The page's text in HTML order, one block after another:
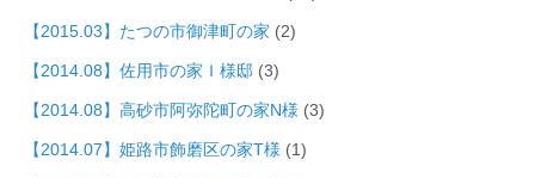
【2015.03】たつの市御津町の家 (2)
【2014.08】佐用市の家Ｉ様邸 (3)
【2014.08】高砂市阿弥陀町の家N様 (3)
【2014.07】姫路市飾磨区の家T様 (1)